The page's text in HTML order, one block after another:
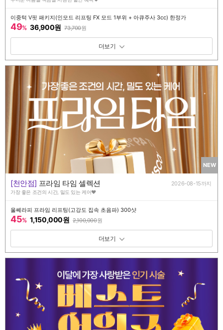
이중턱 V핏 패키지(인모드 리프팅 FX 모드 1부위 + 아큐주사 3cc) 한정가
49% 36,900원 73,700원
패키지 보기 토글
NEW
[천안점] 프라임 타임 셀렉션 2026-08-15까지
가장 좋은 조건의 시간, 밀도 있는 케어♥️
울쎄라피 프라임 리프팅(고강도 집속 초음파) 300샷
45% 1,150,000원 2,100,000원
패키지 보기 토글